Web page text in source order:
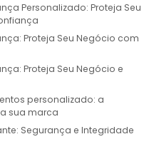
Personalizado: Proteja Seu
Proteja Seu Negócio com
Proteja Seu Negócio e
personalizado: a
sua marca
Segurança e Integridade